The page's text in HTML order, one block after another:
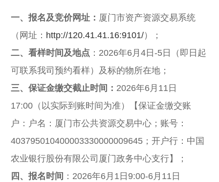
一、报名及竞价网址： 厦门市资产资源交易系统
（网址： http://120.41.41.16:9101/）；
二、看样时间 及地点 ：2026年6月4日 -5日（即日起
可联系我司预约看样）及标的物所在地；
三、 保证金缴交截止时间： 2026年6月11 日
17:00（以实际到账时间为准）【保证金缴交账
户：户名：厦门市公共资源交易中心；账号：
403795010400003330000009645；开户行：中国
农业银行股份有限公司厦门政务中心支行】
；
四、 报名时间 ：2026年6月1 日 9:00-6月11 日